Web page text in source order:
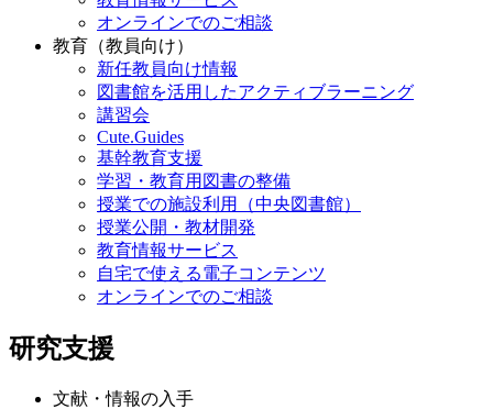
オンラインでのご相談
教育（教員向け）
新任教員向け情報
図書館を活用したアクティブラーニング
講習会
Cute.Guides
基幹教育支援
学習・教育用図書の整備
授業での施設利用（中央図書館）
授業公開・教材開発
教育情報サービス
自宅で使える電子コンテンツ
オンラインでのご相談
研究支援
文献・情報の入手